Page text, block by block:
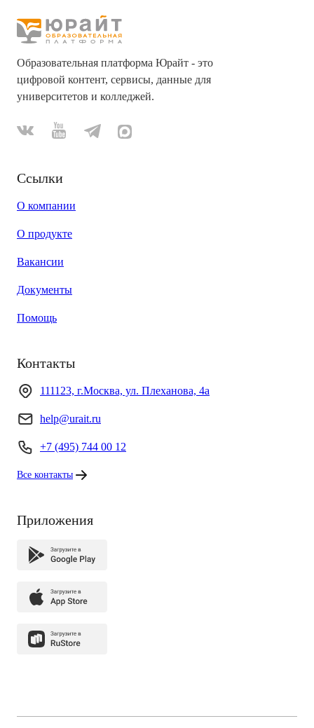
Образовательная платформа Юрайт - это
цифровой контент, сервисы, данные для
университетов и колледжей.
Ссылки
О компании
О продукте
Вакансии
Документы
Помощь
Контакты
111123, г.Москва, ул. Плеханова, 4а
help@urait.ru
+7 (495) 744 00 12
Все контакты
Приложения